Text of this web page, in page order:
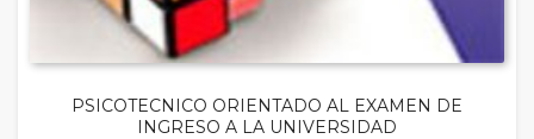
PSICOTECNICO ORIENTADO AL EXAMEN DE
INGRESO A LA UNIVERSIDAD